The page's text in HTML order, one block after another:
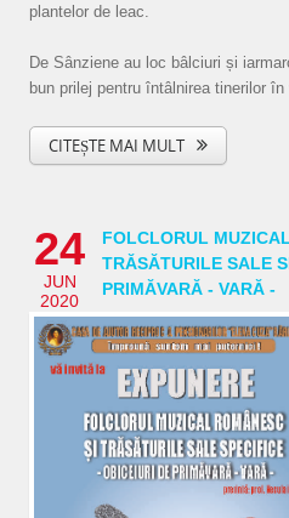
plantelor de leac.
De Sânziene au loc bâlciuri și
bun prilej pentru întâlnirea tinerilor în
CITEȘTE MAI MULT
24
JUN
2020
FOLCLORUL
TRĂSĂTURILE SALE
PRIMĂVARĂ - VARĂ -